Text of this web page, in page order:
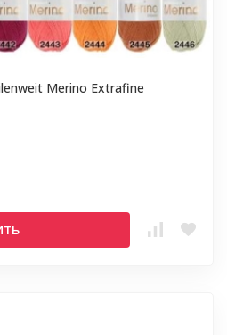
Merino Extrafine